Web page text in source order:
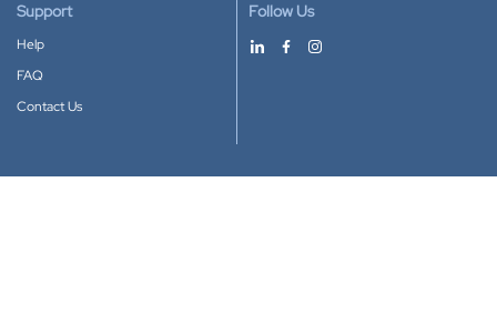
Support
Help
FAQ
Contact Us
Follow Us